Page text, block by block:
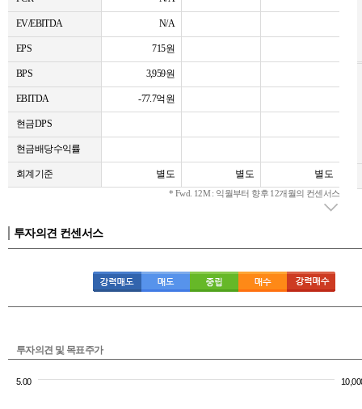
EV/EBITDA N/A
EPS 715원
BPS 3,959원
EBITDA -77.7억원
현금DPS
현금배당수익률
회계기준 별도 별도 별도
* Fwd. 12M : 익월부터 향후 12개월의 컨센서스
투자의견 컨센서스
투자의견 및 목표주가
5.00